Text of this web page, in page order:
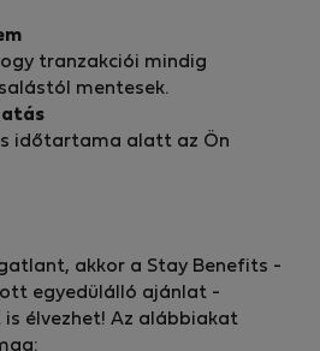
tranzakciói mindig
mentesek.
időtartama alatt az Ön
akkor a Stay Benefits -
egyedülálló ajánlat -
élvezhet! Az alábbiakat